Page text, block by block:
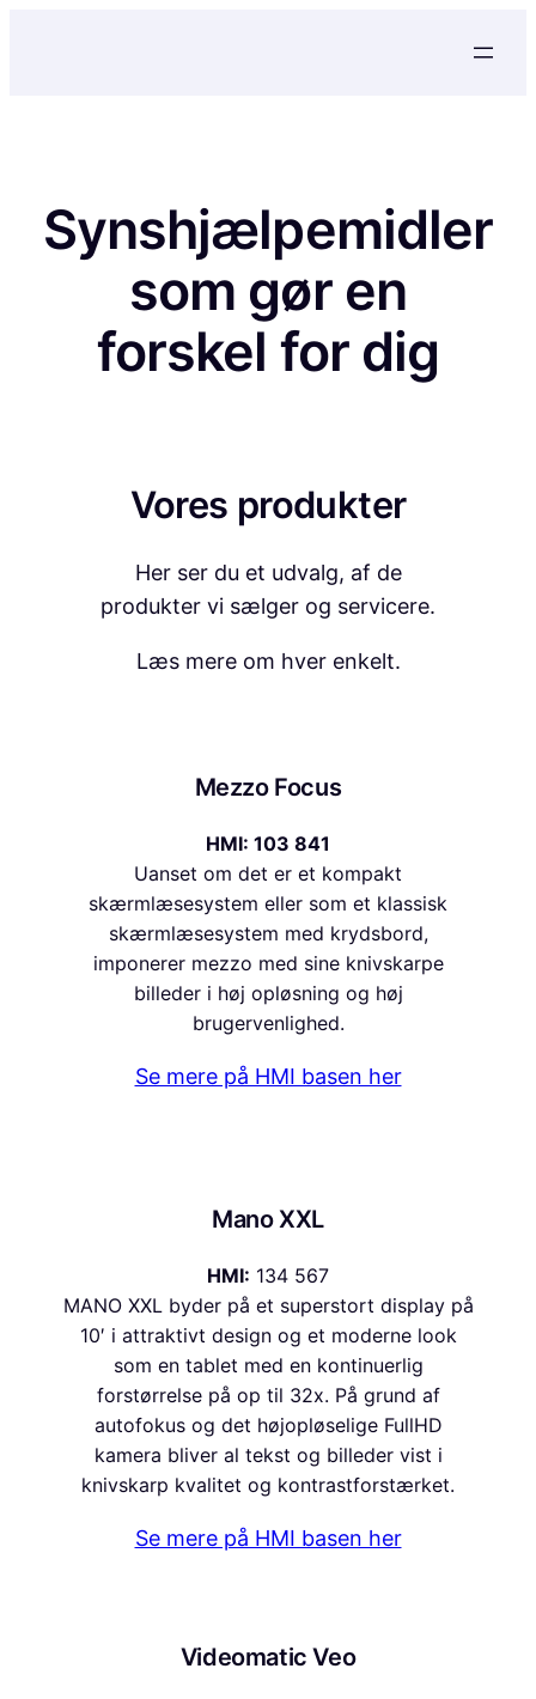
Synshjælpemidler
som gør en
forskel for dig
Vores produkter
Her ser du et udvalg, af de
produkter vi sælger og servicere.
Læs mere om hver enkelt.
Mezzo Focus
HMI: 103 841
Uanset om det er et kompakt
skærmlæsesystem eller som et klassisk
skærmlæsesystem med krydsbord,
imponerer mezzo med sine knivskarpe
billeder i høj opløsning og høj
brugervenlighed.
Se mere på HMI basen her
Mano XXL
HMI: 134 567
MANO XXL byder på et superstort display på
10′ i attraktivt design og et moderne look
som en tablet med en kontinuerlig
forstørrelse på op til 32x. På grund af
autofokus og det højopløselige FullHD
kamera bliver al tekst og billeder vist i
knivskarp kvalitet og kontrastforstærket.
Se mere på HMI basen her
Videomatic Veo